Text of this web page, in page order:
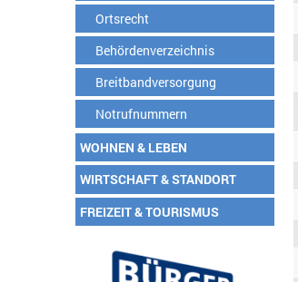
Ortsrecht
Behördenverzeichnis
Breitbandversorgung
Notrufnummern
WOHNEN & LEBEN
WIRTSCHAFT & STANDORT
FREIZEIT & TOURISMUS